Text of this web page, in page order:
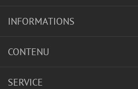
INFORMATIONS
CONTENU
SERVICE